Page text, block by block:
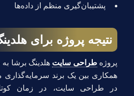
پشتیبان‌گیری منظم از داده‌ها
نتیجه پروژه برای
پروژهطراحی سایت هلدینگ برشا
همکاری بین یک برند سرمایه‌گذاری
در طراحی سایت، در زمان